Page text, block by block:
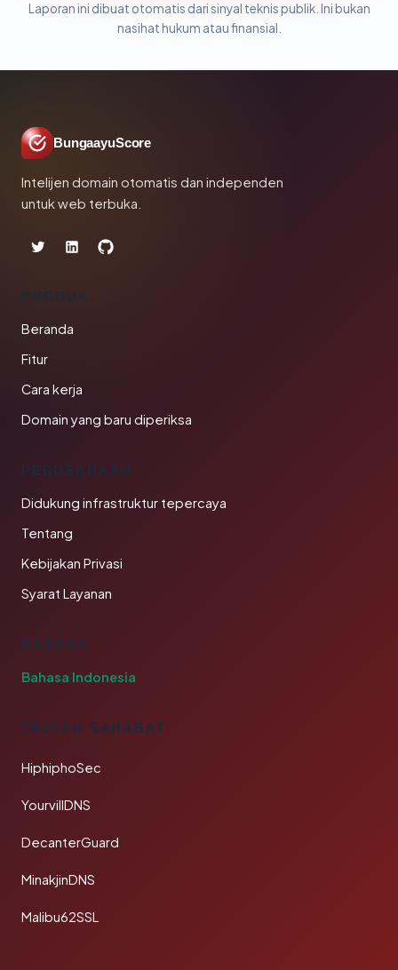
Laporan ini dibuat otomatis dari sinyal teknis publik. Ini bukan
nasihat hukum atau finansial.
BungaayuScore
Intelijen domain otomatis dan independen
untuk web terbuka.
PRODUK
Beranda
Fitur
Cara kerja
Domain yang baru diperiksa
PERUSAHAAN
Didukung infrastruktur tepercaya
Tentang
Kebijakan Privasi
Syarat Layanan
BAHASA
Bahasa Indonesia
TAUTAN SAHABAT
HiphiphoSec
YourvillDNS
DecanterGuard
MinakjinDNS
Malibu62SSL